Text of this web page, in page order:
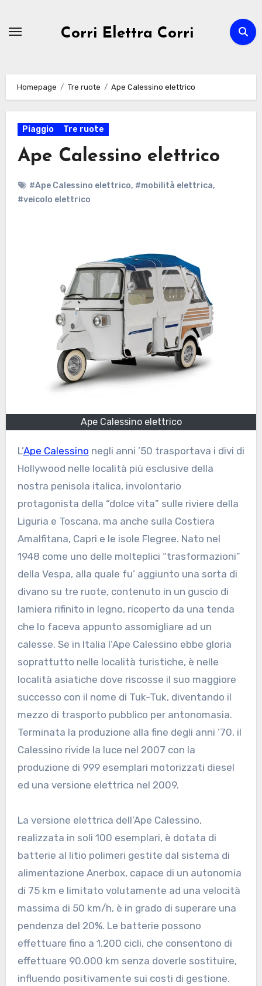
Corri Elettra Corri
Homepage Tre ruote Ape Calessino elettrico
Piaggio Tre ruote
Ape Calessino elettrico
#Ape Calessino elettrico, #mobilità elettrica,
#veicolo elettrico
Ape Calessino elettrico
L’Ape Calessino negli anni ’50 trasportava i divi di
Hollywood nelle località più esclusive della
nostra penisola italica, involontario
protagonista della “dolce vita” sulle riviere della
Liguria e Toscana, ma anche sulla Costiera
Amalfitana, Capri e le isole Flegree. Nato nel
1948 come uno delle molteplici “trasformazioni”
della Vespa, alla quale fu’ aggiunto una sorta di
divano su tre ruote, contenuto in un guscio di
lamiera rifinito in legno, ricoperto da una tenda
che lo faceva appunto assomigliare ad un
calesse. Se in Italia l’Ape Calessino ebbe gloria
soprattutto nelle località turistiche, è nelle
località asiatiche dove riscosse il suo maggiore
successo con il nome di Tuk-Tuk, diventando il
mezzo di trasporto pubblico per antonomasia.
Terminata la produzione alla fine degli anni ’70, il
Calessino rivide la luce nel 2007 con la
produzione di 999 esemplari motorizzati diesel
ed una versione elettrica nel 2009.
La versione elettrica dell’Ape Calessino,
realizzata in soli 100 esemplari, è dotata di
batterie al litio polimeri gestite dal sistema di
alimentazione Anerbox, capace di un autonomia
di 75 km e limitato volutamente ad una velocità
massima di 50 km/h, è in grado di superare una
pendenza del 20%. Le batterie possono
effettuare fino a 1.200 cicli, che consentono di
effettuare 90.000 km senza doverle sostituire,
influendo positivamente sui costi di gestione.